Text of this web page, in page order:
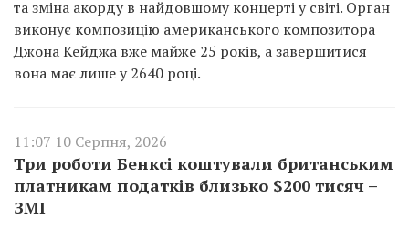
та зміна акорду в найдовшому концерті у світі. Орган
виконує композицію американського композитора
Джона Кейджа вже майже 25 років, а завершитися
вона має лише у 2640 році.
11:07 10 Серпня, 2026
Три роботи Бенксі коштували британським
платникам податків близько $200 тисяч –
ЗМІ